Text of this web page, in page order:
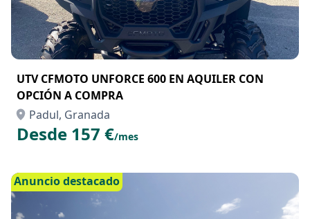
UTV CFMOTO UNFORCE 600 EN AQUILER CON
OPCIÓN A COMPRA
Padul, Granada
Desde 157 €/mes
Anuncio destacado